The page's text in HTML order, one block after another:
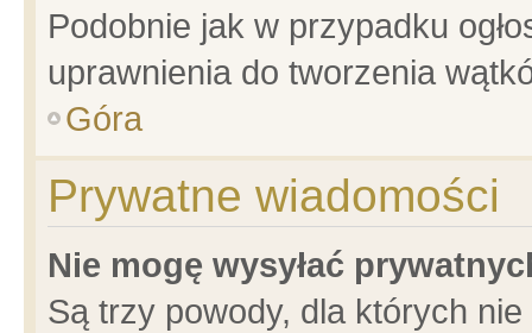
Podobnie jak w przypadku
uprawnienia do tworzenia
Góra
Prywatne wiadomości
Nie mogę wysyłać
Są trzy powody, dla których